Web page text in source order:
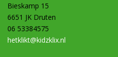
Bieskamp 15
6651 JK Druten
06 53384575
hetklikt@kidzklix.nl